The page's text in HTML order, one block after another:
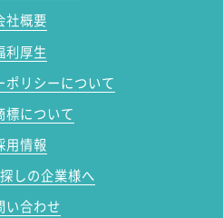
社概要
利厚生
ポリシーについて
標について
用情報
しの企業様へ
い合わせ